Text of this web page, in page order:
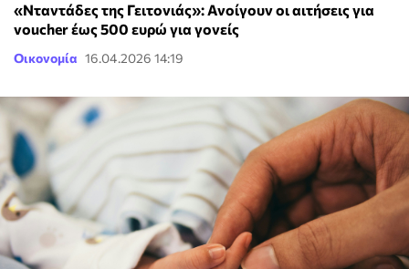
«Νταντάδες της Γειτονιάς»: Ανοίγουν οι αιτήσεις για
voucher έως 500 ευρώ για γονείς
Οικονομία 16.04.2026 14:19